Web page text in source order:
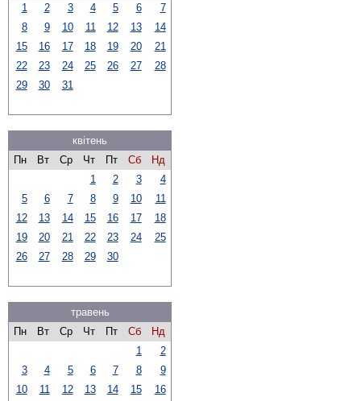
1
2 3 4 5 6
7
8
9 10 11 12 13
14
15
16 17 18 19 20
21
22
23 24 25 26 27
28
29
30 31
квітень
Пн
Вт Ср Чт Пт Сб
Нд
1
2 3
4
5
6 7 8 9 10
11
12
13 14 15 16 17
18
19
20 21 22 23 24
25
26
27 28 29 30
травень
Пн
Вт Ср Чт Пт Сб
Нд
1
2
3
4 5 6 7 8
9
10
11 12 13 14 15
16